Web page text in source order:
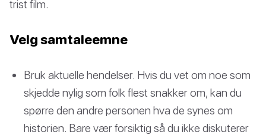
trist film.
Velg samtaleemne
Bruk aktuelle hendelser. Hvis du vet om noe som
skjedde nylig som folk flest snakker om, kan du
spørre den andre personen hva de synes om
historien. Bare vær forsiktig så du ikke diskuterer